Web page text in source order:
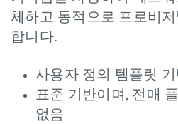
체하고 동적으로 프로비
합니다.
사용자 정의 템플릿
표준 기반이며, 전매
없음